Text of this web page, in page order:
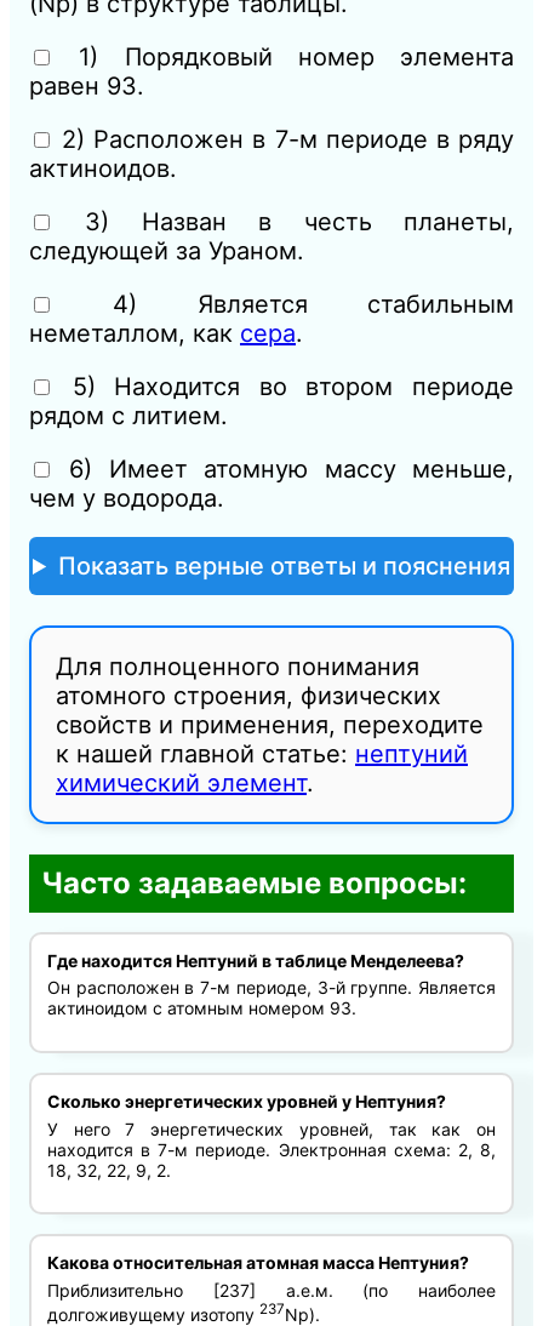
1) Порядковый номер элемента
равен 93.
2) Расположен в 7-м периоде в ряду
актиноидов.
3) Назван в честь планеты,
следующей за Ураном.
4) Является стабильным
неметаллом, как сера.
5) Находится во втором периоде
рядом с литием.
6) Имеет атомную массу меньше,
чем у водорода.
Показать верные ответы и пояснения
Для полноценного понимания
атомного строения, физических
свойств и применения, переходите
к нашей главной статье: нептуний
химический элемент.
Часто задаваемые вопросы:
Где находится Нептуний в таблице Менделеева?
Он расположен в 7-м периоде, 3-й группе. Является
актиноидом с атомным номером 93.
Сколько энергетических уровней у Нептуния?
У него 7 энергетических уровней, так как он
находится в 7-м периоде. Электронная схема: 2, 8,
18, 32, 22, 9, 2.
Какова относительная атомная масса Нептуния?
Приблизительно [237] а.е.м. (по наиболее
долгоживущему изотопу 237Np).